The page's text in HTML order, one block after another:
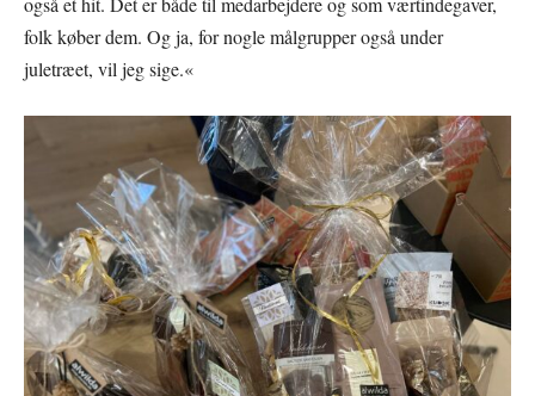
folk køber dem. Og ja, for nogle målgrupper også under
juletræet, vil jeg sige.«